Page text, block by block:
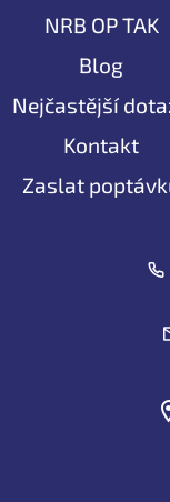
NRB OP TAK
Blog
Nejčastější
Kontakt
Zaslat